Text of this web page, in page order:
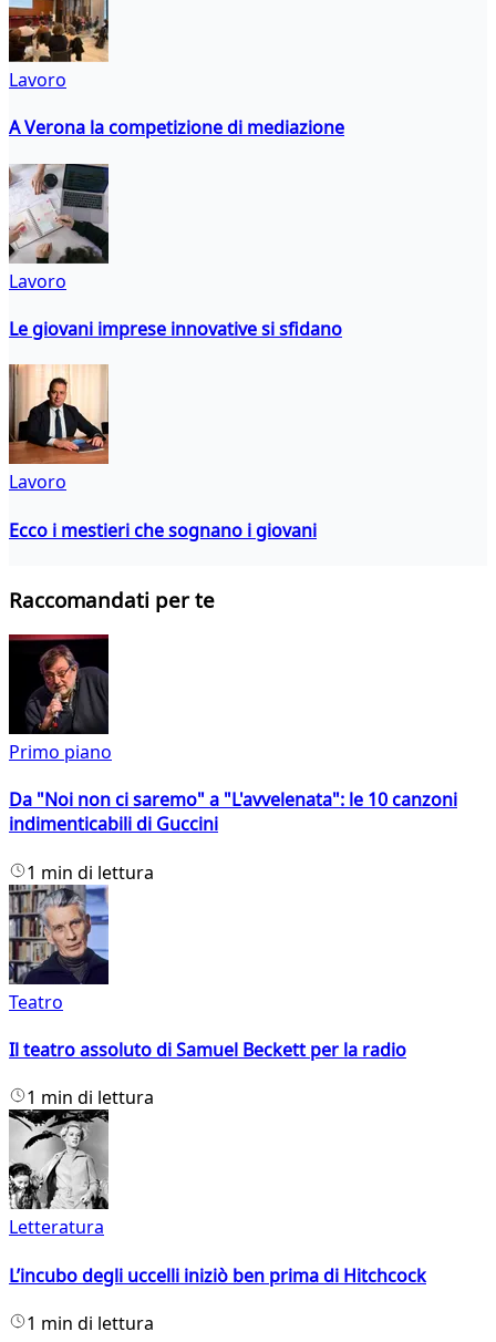
Lavoro
A Verona la competizione di mediazione
Lavoro
Le giovani imprese innovative si sfidano
Lavoro
Ecco i mestieri che sognano i giovani
Raccomandati per te
Primo piano
Da "Noi non ci saremo" a "L'avvelenata": le 10 canzoni
indimenticabili di Guccini
1 min di lettura
Teatro
Il teatro assoluto di Samuel Beckett per la radio
1 min di lettura
Letteratura
L’incubo degli uccelli iniziò ben prima di Hitchcock
1 min di lettura